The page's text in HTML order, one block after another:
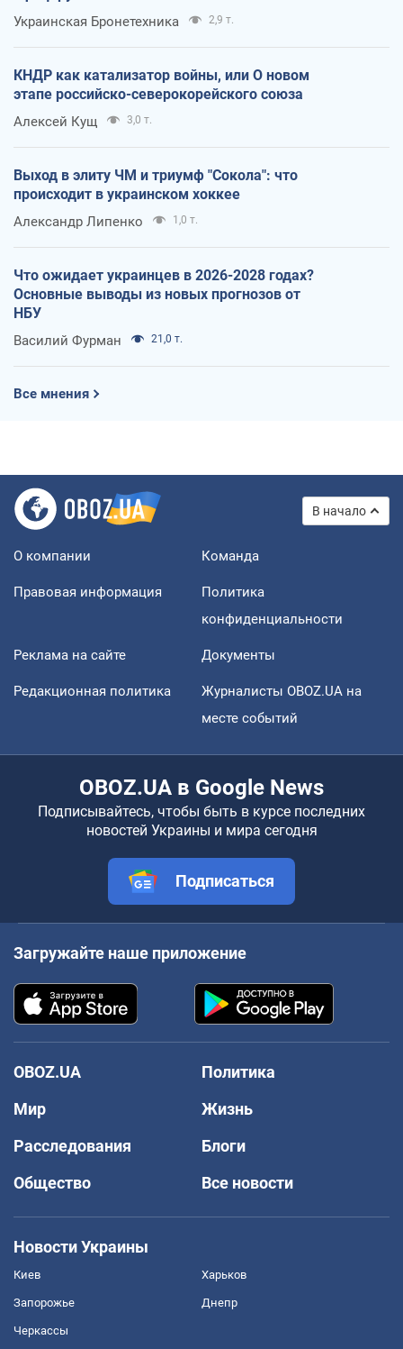
Украинская Бронетехника 2,9 т.
КНДР как катализатор войны, или О новом
этапе российско-северокорейского союза
Алексей Кущ 3,0 т.
Выход в элиту ЧМ и триумф "Сокола": что
происходит в украинском хоккее
Александр Липенко 1,0 т.
Что ожидает украинцев в 2026-2028 годах?
Основные выводы из новых прогнозов от
НБУ
Василий Фурман 21,0 т.
Все мнения
В начало
О компании Команда
Правовая информация
Политика
конфиденциальности
Реклама на сайте Документы
Редакционная политика
Журналисты OBOZ.UA на
месте событий
OBOZ.UA в Google News
Подписывайтесь, чтобы быть в курсе последних
новостей Украины и мира сегодня
Подписаться
Загружайте наше приложение
OBOZ.UA
Политика
Мир
Жизнь
Расследования
Блоги
Общество
Все новости
Новости Украины
Киев Харьков
Запорожье Днепр
Черкассы